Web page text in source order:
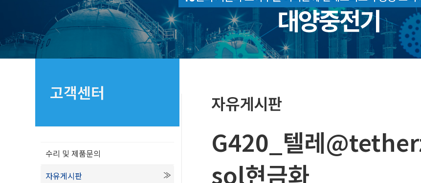
고객센터
수리 및 제품문의
자유게시판
자유게시판
G420_텔레
sol현금화